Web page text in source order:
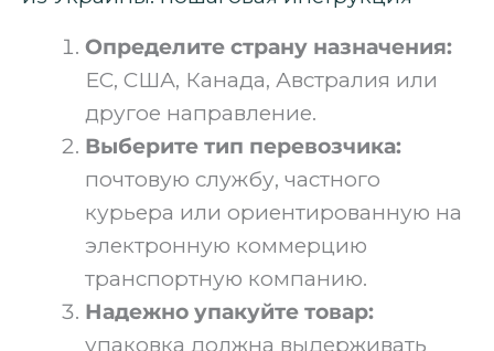
Определите страну назначения:
ЕС, США, Канада, Австралия или
другое направление.
Выберите тип перевозчика:
почтовую службу, частного
курьера или ориентированную на
электронную коммерцию
транспортную компанию.
Надежно упакуйте товар:
упаковка должна выдерживать